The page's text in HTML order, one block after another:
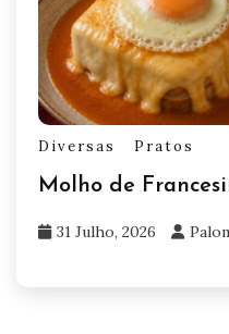
Diversas Pratos
Molho de
31 Julho, 2026